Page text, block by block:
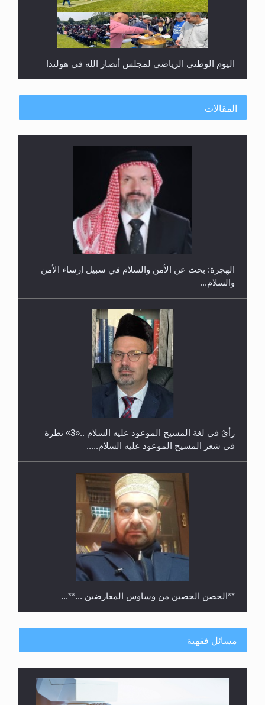
اليوم الوطني الرياضي لمجلس أنصار الله في هولندا
إتمام حفظ القرآن الكريم لثلاثة طلاب من مدرسة الحفظ
حفل توزيع الشهادات في الجامعة الأحمدية بنيجيريا لعام
المقالات
الهجرة: بحث عن الأمن والسلام في سبيل إرساء الأمن
والسلام...
رأيٌ في لغة المسيح الموعود عليه السلام ..«3» نظرة
في شعر المسيح الموعود عليه السلام.....
**الحصن الحصين من وساوس المعارضين ...**...
مسائل فقهية